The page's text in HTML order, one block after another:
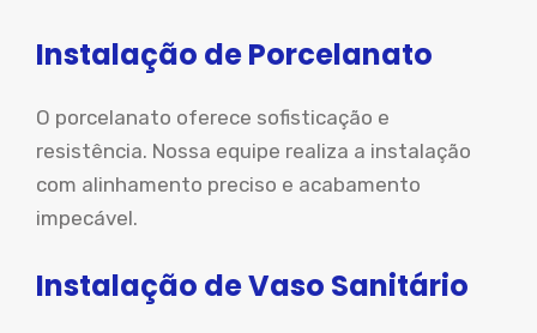
Instalação de Porcelanato
O porcelanato oferece sofisticação e
resistência. Nossa equipe realiza a instalação
com alinhamento preciso e acabamento
impecável.
Instalação de Vaso Sanitário